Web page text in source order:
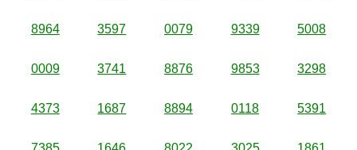
8964 3597 0079 9339 5008
0009 3741 8876 9853 3298
4373 1687 8894 0118 5391